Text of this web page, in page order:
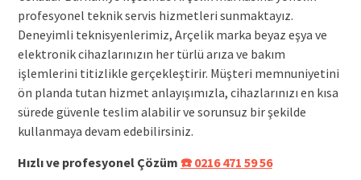
profesyonel teknik servis hizmetleri sunmaktayız.
Deneyimli teknisyenlerimiz, Arçelik marka beyaz eşya ve
elektronik cihazlarınızın her türlü arıza ve bakım
işlemlerini titizlikle gerçekleştirir. Müşteri memnuniyetini
ön planda tutan hizmet anlayışımızla, cihazlarınızı en kısa
sürede güvenle teslim alabilir ve sorunsuz bir şekilde
kullanmaya devam edebilirsiniz.
Hızlı ve profesyonel Çözüm ☎️ 0216 471 59 56